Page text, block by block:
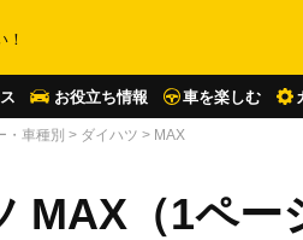
！
お役立ち情報 車を楽しむ
・車種別 > ダイハツ > MAX
MAX（1ペー